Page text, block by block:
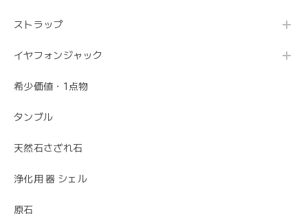
ストラップ
イヤフォンジャック
希少価値・1点物
タンブル
天然石さざれ石
浄化用 器 シェル
原石